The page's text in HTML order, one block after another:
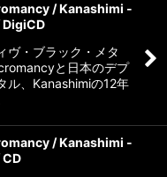
/ Kanashimi -
DigiCD
ヴ・ブラック・メタ
と日本のデプ
ル、Kanashimiの12年
/ Kanashimi -